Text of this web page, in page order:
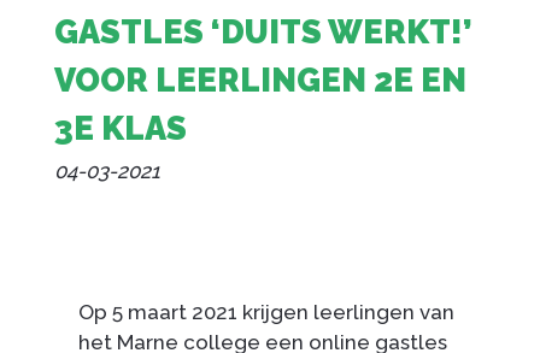
GASTLES ‘DUITS WERKT!’
VOOR LEERLINGEN 2E EN
3E KLAS
04-03-2021
Op 5 maart 2021 krijgen leerlingen van
het Marne college een online gastles